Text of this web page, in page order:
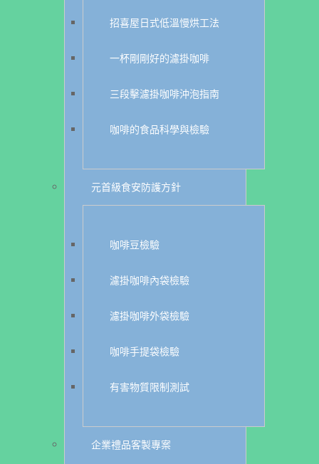
招喜屋日式低溫慢烘工法
一杯剛剛好的濾掛咖啡
三段擊濾掛咖啡沖泡指南
咖啡的食品科學與檢驗
元首級食安防護方針
咖啡豆檢驗
濾掛咖啡內袋檢驗
濾掛咖啡外袋檢驗
咖啡手提袋檢驗
有害物質限制測試
企業禮品客製專案